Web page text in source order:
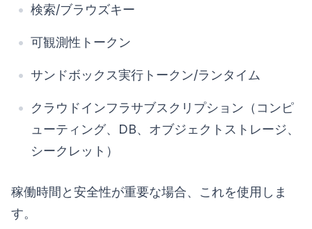
検索/ブラウズキー
可観測性トークン
サンドボックス実行トークン/ランタイム
クラウドインフラサブスクリプション（コンピ
ューティング、DB、オブジェクトストレージ、
シークレット）
稼働時間と安全性が重要な場合、これを使用しま
す。